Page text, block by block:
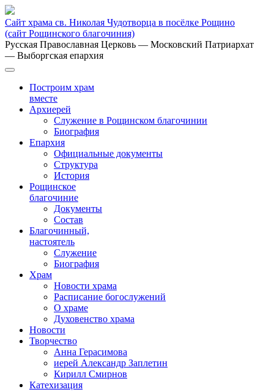
Сайт храма св. Николая Чудотворца в посёлке Рощино
(сайт Рощинского благочиния)
Русская Православная Церковь — Московский Патриархат
— Выборгская епархия
Построим храм
вместе
Архиерей
Служение в Рощинском благочинии
Биография
Епархия
Официальные документы
Структура
История
Рощинское
благочиние
Документы
Состав
Благочинный,
настоятель
Служение
Биография
Храм
Новости храма
Расписание богослужений
О храме
Духовенство храма
Новости
Творчество
Анна Герасимова
иерей Александр Заплетин
Кирилл Смирнов
Катехизация